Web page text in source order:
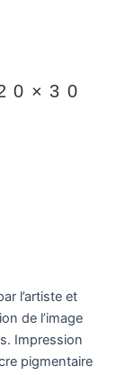
l’artiste et
de l’image
Impression
pigmentaire